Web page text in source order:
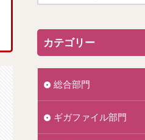
カテゴリー
総合部門
ギガファイル部門